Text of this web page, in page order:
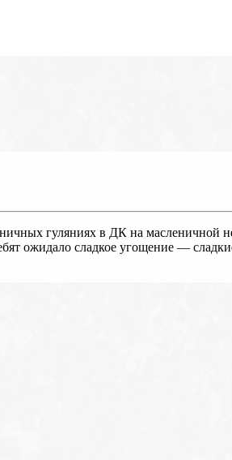
гуляниях в ДК на масленичной
ожидало сладкое угощение —